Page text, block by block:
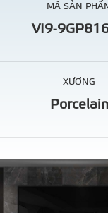
MÃ SẢN
VI9-
XƯƠNG
Porcelain